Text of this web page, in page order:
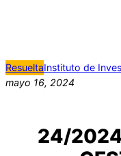
ResueltaInstituto de
mayo 16, 2024
24/2024